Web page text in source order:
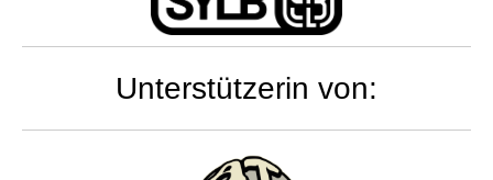
Unterstützerin von: